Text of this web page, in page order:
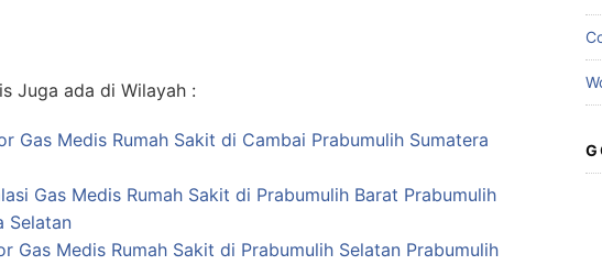
Juga ada di Wilayah :
Gas Medis Rumah Sakit di Cambai Prabumulih Sumatera
Gas Medis Rumah Sakit di Prabumulih Barat Prabumulih
Selatan
Gas Medis Rumah Sakit di Prabumulih Selatan Prabumulih